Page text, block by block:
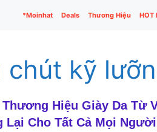
*Moinhat Deals Thương Hiệu HOT
chút kỹ
Thương Hiệu Giày Da Từ
Lại Cho Tất Cả Mọi